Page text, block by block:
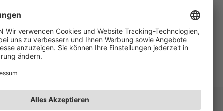
JETZT ANMELDEN
Passwort vergessen?